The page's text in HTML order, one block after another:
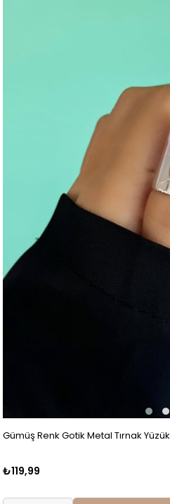
Gümüş Renk Gotik Metal Tırnak Yüzük
₺119,99